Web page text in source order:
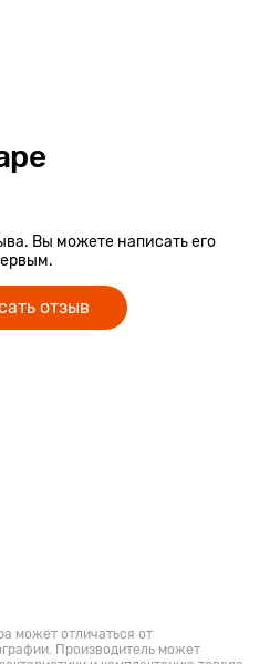
Вы можете написать его
отзыв
может отличаться от
Производитель может